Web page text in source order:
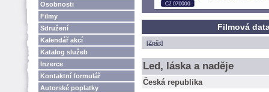
Osobnosti
Filmy
Sdružení
Kalendář akcí
Katalog služeb
Inzerce
Kontaktní formulář
Autorské poplatky
Filmová
[Zpět]
Led, láska a naděje
Česká republika